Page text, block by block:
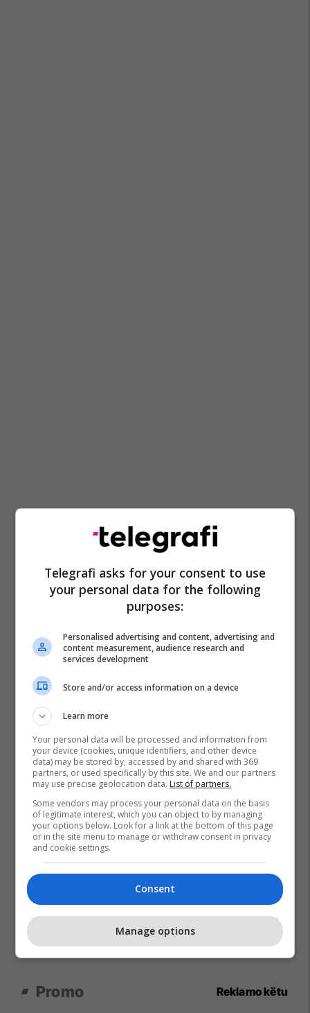
Promo Reklamo këtu
Telegrafi asks for your consent to use
your personal data for the following
purposes:
Personalised advertising and content, advertising and
content measurement, audience research and
services development
Store and/or access information on a device
Learn more
Your personal data will be processed and information from
your device (cookies, unique identifiers, and other device
data) may be stored by, accessed by and shared with 369
partners, or used specifically by this site. We and our partners
may use precise geolocation data. List of partners.
Some vendors may process your personal data on the basis
of legitimate interest, which you can object to by managing
your options below. Look for a link at the bottom of this page
or in the site menu to manage or withdraw consent in privacy
and cookie settings.
Consent
Manage options